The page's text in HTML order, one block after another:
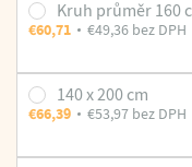
Kruh průměr 160
€60,71 €49,36 bez DPH
140 x 200 cm
€66,39 €53,97 bez DPH